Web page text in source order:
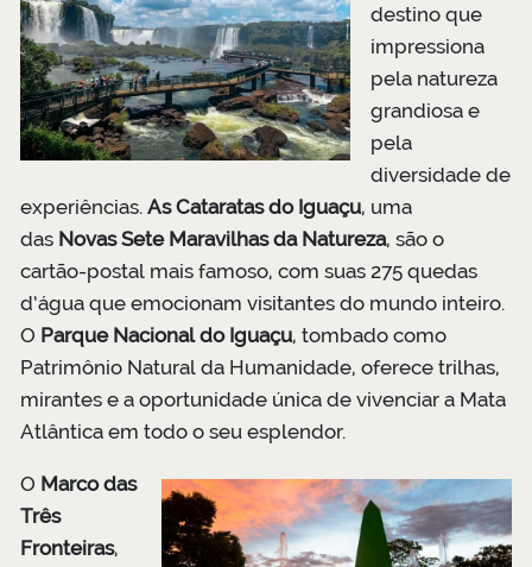
destino que
impressiona
pela natureza
grandiosa e
pela
diversidade de
experiências. As Cataratas do Iguaçu, uma
das Novas Sete Maravilhas da Natureza, são o
cartão-postal mais famoso, com suas 275 quedas
d’água que emocionam visitantes do mundo inteiro.
O Parque Nacional do Iguaçu, tombado como
Patrimônio Natural da Humanidade, oferece trilhas,
mirantes e a oportunidade única de vivenciar a Mata
Atlântica em todo o seu esplendor.
O Marco das
Três
Fronteiras,